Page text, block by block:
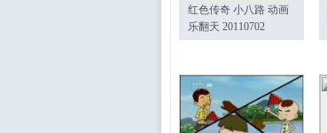
红色传奇 小八路 动画
乐翻天 20110702